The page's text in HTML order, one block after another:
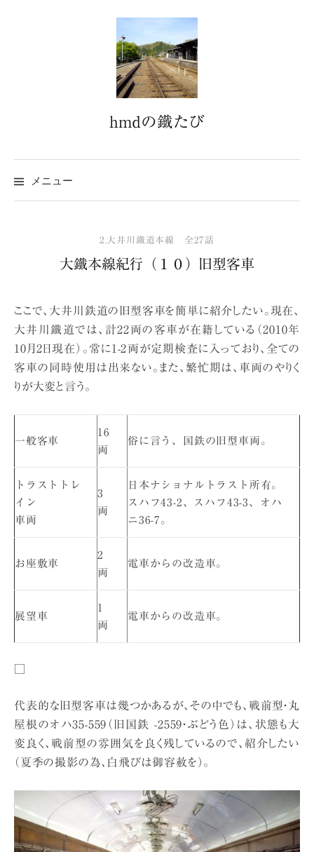
ッ
プ
hmdの鐵たび
メニュー
2.大井川鐵道本線 全27話
大鐵本線紀行（１０）旧型客車
ここで、大井川鉄道の旧型客車を簡単に紹介したい。現在、
大井川鐵道では、計22両の客車が在籍している（2010年
10月2日現在）。常に1-2両が定期検査に入っており、全ての
客車の同時使用は出来ない。また、繁忙期は、車両のやりく
りが大変と言う。
一般客車
16
両
俗に言う、国鉄の旧型車両。
トラストトレ
イン
車両
3
両
日本ナショナルトラスト所有。
スハフ43-2、スハフ43-3、オハ
ニ36-7。
お座敷車
2
両
電車からの改造車。
展望車
1
両
電車からの改造車。
代表的な旧型客車は幾つかあるが、その中でも、戦前型・丸
屋根のオハ35-559（旧国鉄 -2559・ぶどう色）は、状態も大
変良く、戦前型の雰囲気を良く残しているので、紹介したい
（夏季の撮影の為、白飛びは御容赦を）。